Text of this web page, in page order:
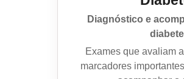
Diagnóstico e
Exames que avaliam
marcadores